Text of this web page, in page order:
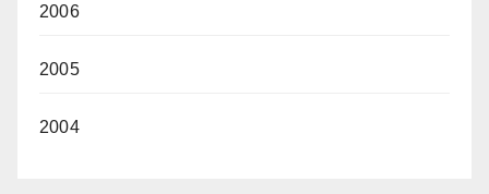
2006
2005
2004